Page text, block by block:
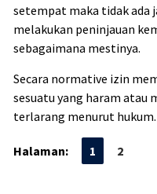
setempat maka tidak ada
melakukan peninjauan
sebagaimana mestinya.
Secara normative izin
sesuatu yang haram atau
terlarang menurut hukum.
Halaman: 1 2